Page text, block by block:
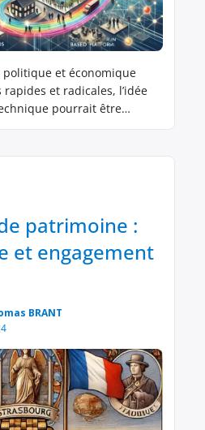
et économique
et radicales, l’idée
pourrait être
mondiale. Ce “Plan Brant”
patrimoine :
et engagement
BRANT